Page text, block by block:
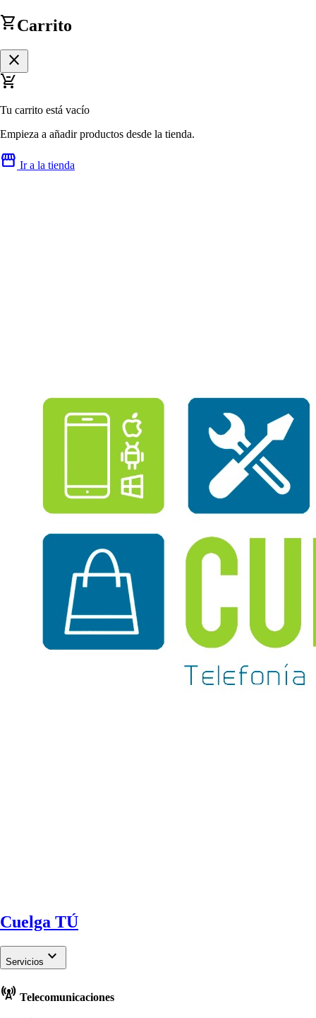
shopping_cartCarrito
close
remove_shopping_cart
Tu carrito está vacío
Empieza a añadir productos desde la tienda.
storefront Ir a la tienda
Cuelga TÚ
Servicios keyboard_arrow_down
cell_tower Telecomunicaciones